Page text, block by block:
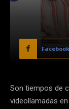
Facebook
Son tiempos de
videollamadas